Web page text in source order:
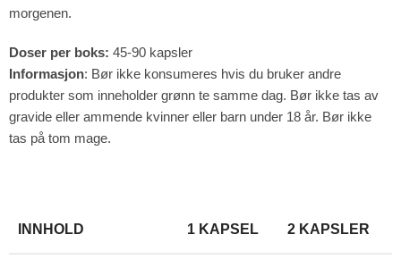
morgenen.
Doser per boks: 45-90 kapsler
Informasjon: Bør ikke konsumeres hvis du bruker andre
produkter som inneholder grønn te samme dag. Bør ikke tas av
gravide eller ammende kvinner eller barn under 18 år. Bør ikke
tas på tom mage.
INNHOLD 1 KAPSEL 2 KAPSLER